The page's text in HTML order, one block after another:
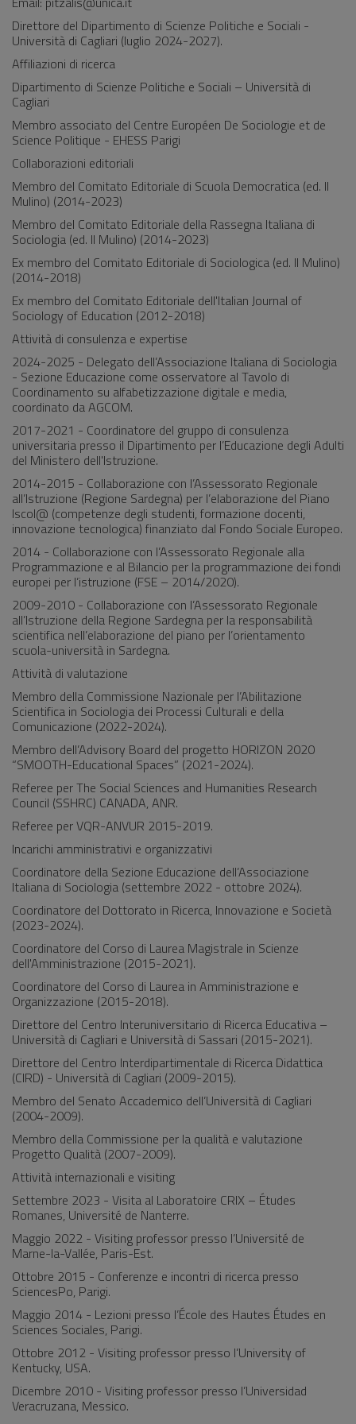
Direttore del Dipartimento di Scienze Politiche e Sociali -
Università di Cagliari (luglio 2024-2027).
Affiliazioni di ricerca
Dipartimento di Scienze Politiche e Sociali – Università di
Cagliari
Membro associato del Centre Européen De Sociologie et de
Science Politique - EHESS Parigi
Collaborazioni editoriali
Membro del Comitato Editoriale di Scuola Democratica (ed. Il
Mulino) (2014-2023)
Membro del Comitato Editoriale della Rassegna Italiana di
Sociologia (ed. Il Mulino) (2014-2023)
Ex membro del Comitato Editoriale di Sociologica (ed. Il Mulino)
(2014-2018)
Ex membro del Comitato Editoriale dell'Italian Journal of
Sociology of Education (2012-2018)
Attività di consulenza e expertise
2024-2025 - Delegato dell’Associazione Italiana di Sociologia
- Sezione Educazione come osservatore al Tavolo di
Coordinamento su alfabetizzazione digitale e media,
coordinato da AGCOM.
2017-2021 - Coordinatore del gruppo di consulenza
universitaria presso il Dipartimento per l’Educazione degli Adulti
del Ministero dell'Istruzione.
2014-2015 - Collaborazione con l’Assessorato Regionale
all’Istruzione (Regione Sardegna) per l’elaborazione del Piano
Iscol@ (competenze degli studenti, formazione docenti,
innovazione tecnologica) finanziato dal Fondo Sociale Europeo.
2014 - Collaborazione con l’Assessorato Regionale alla
Programmazione e al Bilancio per la programmazione dei fondi
europei per l’istruzione (FSE – 2014/2020).
2009-2010 - Collaborazione con l’Assessorato Regionale
all’Istruzione della Regione Sardegna per la responsabilità
scientifica nell’elaborazione del piano per l’orientamento
scuola-università in Sardegna.
Attività di valutazione
Membro della Commissione Nazionale per l’Abilitazione
Scientifica in Sociologia dei Processi Culturali e della
Comunicazione (2022-2024).
Membro dell’Advisory Board del progetto HORIZON 2020
“SMOOTH-Educational Spaces” (2021-2024).
Referee per The Social Sciences and Humanities Research
Council (SSHRC) CANADA, ANR.
Referee per VQR-ANVUR 2015-2019.
Incarichi amministrativi e organizzativi
Coordinatore della Sezione Educazione dell’Associazione
Italiana di Sociologia (settembre 2022 - ottobre 2024).
Coordinatore del Dottorato in Ricerca, Innovazione e Società
(2023-2024).
Coordinatore del Corso di Laurea Magistrale in Scienze
dell'Amministrazione (2015-2021).
Coordinatore del Corso di Laurea in Amministrazione e
Organizzazione (2015-2018).
Direttore del Centro Interuniversitario di Ricerca Educativa –
Università di Cagliari e Università di Sassari (2015-2021).
Direttore del Centro Interdipartimentale di Ricerca Didattica
(CIRD) - Università di Cagliari (2009-2015).
Membro del Senato Accademico dell’Università di Cagliari
(2004-2009).
Membro della Commissione per la qualità e valutazione
Progetto Qualità (2007-2009).
Attività internazionali e visiting
Settembre 2023 - Visita al Laboratoire CRIX – Études
Romanes, Université de Nanterre.
Maggio 2022 - Visiting professor presso l’Université de
Marne-la-Vallée, Paris-Est.
Ottobre 2015 - Conferenze e incontri di ricerca presso
SciencesPo, Parigi.
Maggio 2014 - Lezioni presso l’École des Hautes Études en
Sciences Sociales, Parigi.
Ottobre 2012 - Visiting professor presso l’University of
Kentucky, USA.
Dicembre 2010 - Visiting professor presso l’Universidad
Veracruzana, Messico.